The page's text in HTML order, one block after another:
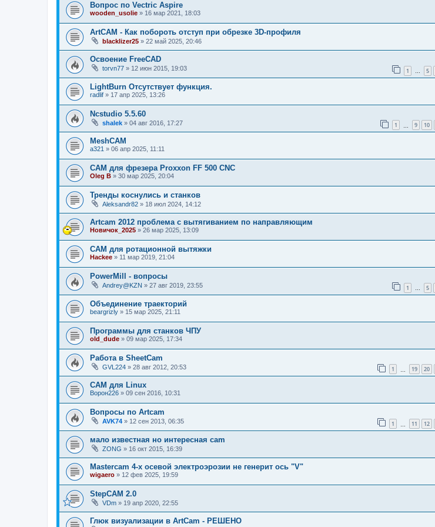
Вопрос по Vectric Aspire
wooden_usolie » 16 мар 2021, 18:03
ArtCAM - Как побороть отступ при обрезке 3D-профиля
blacklizer25 » 22 май 2025, 20:46
Освоение FreeCAD
torvn77 » 12 июн 2015, 19:03 1 … 5
LightBurn Отсутствует функция.
radlif » 17 апр 2025, 13:26
Ncstudio 5.5.60
shalek » 04 авг 2016, 17:27 1 9 10
MeshCAM
a321 » 06 апр 2025, 11:11
CAM для фрезера Proxxon FF 500 CNC
Oleg B » 30 мар 2025, 20:04
Тренды коснулись и станков
Aleksandr82 » 18 июл 2024, 14:12
Artcam 2012 проблема с вытягиванием по направляющим
Новичок_2025 » 26 мар 2025, 13:09
CAM для ротационной вытяжки
Hackee » 11 мар 2019, 21:04
PowerMill - вопросы
Andrey@KZN » 27 авг 2019, 23:55 1 … 5
Объединение траекторий
beargrizly » 15 мар 2025, 21:11
Программы для станков ЧПУ
old_dude » 09 мар 2025, 17:34
Работа в SheetCam
GVL224 » 28 авг 2012, 20:53 1 19 20
CAM для Linux
Ворон226 » 09 сен 2016, 10:31
Вопросы по Artcam
AVK74 » 12 сен 2013, 06:35 1 11 12
мало известная но интересная cam
ZONG » 16 окт 2015, 16:39
Mastercam 4-х осевой электроэрозии не генерит ось "V"
wigaero » 12 фев 2025, 19:59
StepCAM 2.0
VDm » 19 апр 2020, 22:55
Глюк визуализации в ArtCam - РЕШЕНО